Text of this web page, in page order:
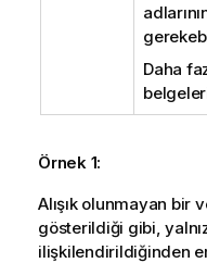
Daha
Örnek 1:
Alışık olunmayan bir
gösterildiği gibi,
ilişkilendirildiğinden